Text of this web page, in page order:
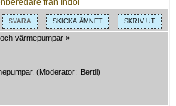
SVARA SKICKA ÄMNET SKRIV UT
värmepumpar »
(Moderator: Bertil)